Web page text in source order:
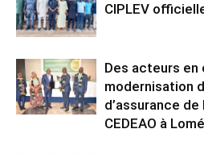
CIPLEV
Des acteurs en
modernisation
d’assurance
CEDEAO à Lomé